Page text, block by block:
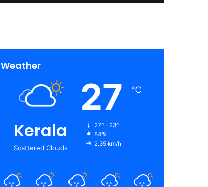
Weather
Kerala
Scattered Clouds
27 ℃
27º - 23º
84%
2.35 km/h